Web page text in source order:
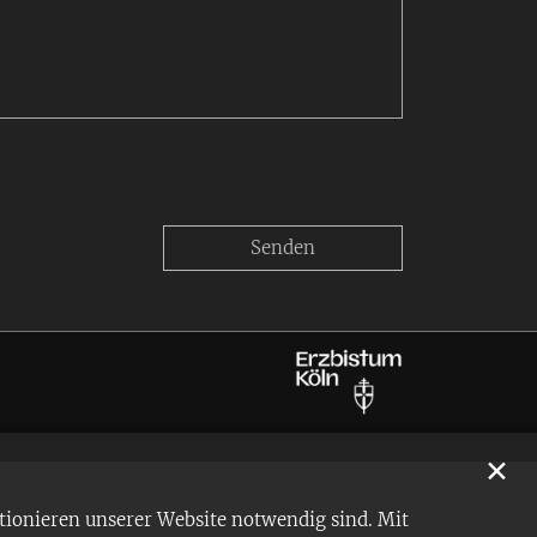
unserer Website notwendig sind. Mit
✕